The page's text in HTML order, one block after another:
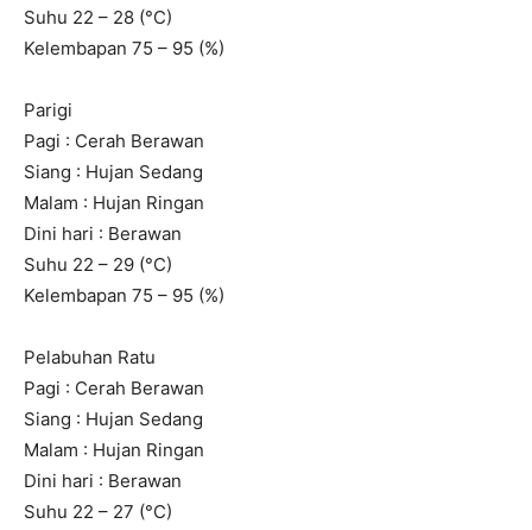
Suhu 22 – 28 (°C)
Kelembapan 75 – 95 (%)
Parigi
Pagi : Cerah Berawan
Siang : Hujan Sedang
Malam : Hujan Ringan
Dini hari : Berawan
Suhu 22 – 29 (°C)
Kelembapan 75 – 95 (%)
Pelabuhan Ratu
Pagi : Cerah Berawan
Siang : Hujan Sedang
Malam : Hujan Ringan
Dini hari : Berawan
Suhu 22 – 27 (°C)